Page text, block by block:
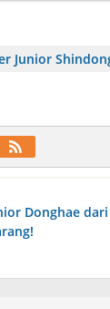
Junior
Donghae dari